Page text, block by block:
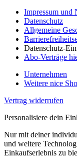
Impressum und
Datenschutz
Allgemeine
Datenschutz-
Abo-Verträge
Unternehmen
Weitere nice
Vertrag widerrufen
Personalisiere dein
Nur mit deiner
und weitere
Einkaufserlebnis zu